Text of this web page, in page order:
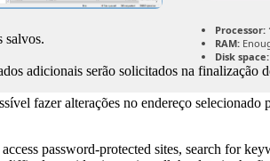
salvos.
adicionais serão solicitados na finalização
fazer alterações no endereço
Processor:
RAM:
Disk space:
password-protected sites, search for